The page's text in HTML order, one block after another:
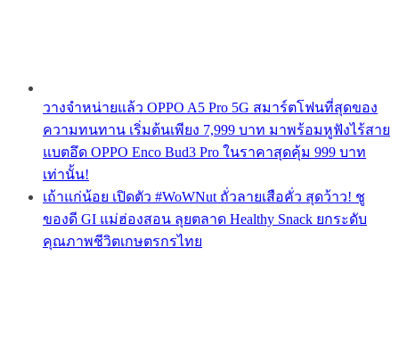
วางจำหน่ายแล้ว OPPO A5 Pro 5G สมาร์ตโฟนที่สุดของ
ความทนทาน เริ่มต้นเพียง 7,999 บาท มาพร้อมหูฟังไร้สาย
แบตอึด OPPO Enco Bud3 Pro ในราคาสุดคุ้ม 999 บาท
เท่านั้น!
เถ้าแก่น้อย เปิดตัว #WoWNut ถั่วลายเสือคั่ว สุดว้าว! ชู
ของดี GI แม่ฮ่องสอน ลุยตลาด Healthy Snack ยกระดับ
คุณภาพชีวิตเกษตรกรไทย